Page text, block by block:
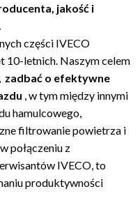
jakość i
części IVECO
10-letnich. Naszym celem
zadbać o efektywne
, w tym między innymi
hamulcowego,
filtrowanie powietrza i
połączeniu z
IVECO, to
produktywności